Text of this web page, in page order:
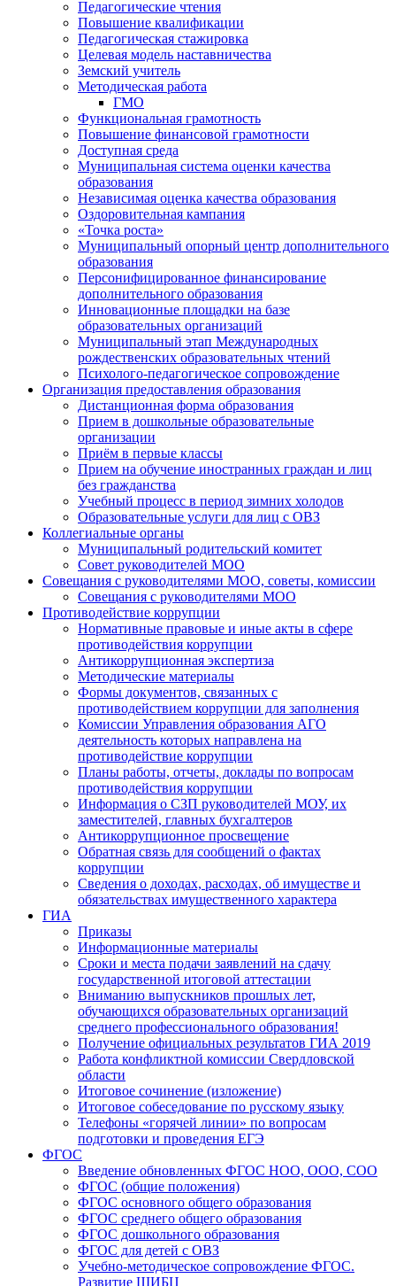
Педагогические чтения
Повышение квалификации
Педагогическая стажировка
Целевая модель наставничества
Земский учитель
Методическая работа
ГМО
Функциональная грамотность
Повышение финансовой грамотности
Доступная среда
Муниципальная система оценки качества
образования
Независимая оценка качества образования
Оздоровительная кампания
«Точка роста»
Муниципальный опорный центр дополнительного
образования
Персонифицированное финансирование
дополнительного образования
Инновационные площадки на базе
образовательных организаций
Муниципальный этап Международных
рождественских образовательных чтений
Психолого-педагогическое сопровождение
Организация предоставления образования
Дистанционная форма образования
Прием в дошкольные образовательные
организации
Приём в первые классы
Прием на обучение иностранных граждан и лиц
без гражданства
Учебный процесс в период зимних холодов
Образовательные услуги для лиц с ОВЗ
Коллегиальные органы
Муниципальный родительский комитет
Совет руководителей МОО
Совещания с руководителями МОО, советы, комиссии
Совещания с руководителями МОО
Противодействие коррупции
Нормативные правовые и иные акты в сфере
противодействия коррупции
Антикоррупционная экспертиза
Методические материалы
Формы документов, связанных с
противодействием коррупции для заполнения
Комиссии Управления образования АГО
деятельность которых направлена на
противодействие коррупции
Планы работы, отчеты, доклады по вопросам
противодействия коррупции
Информация о СЗП руководителей МОУ, их
заместителей, главных бухгалтеров
Антикоррупционное просвещение
Обратная связь для сообщений о фактах
коррупции
Сведения о доходах, расходах, об имуществе и
обязательствах имущественного характера
ГИА
Приказы
Информационные материалы
Сроки и места подачи заявлений на сдачу
государственной итоговой аттестации
Вниманию выпускников прошлых лет,
обучающихся образовательных организаций
среднего профессионального образования!
Получение официальных результатов ГИА 2019
Работа конфликтной комиссии Свердловской
области
Итоговое сочинение (изложение)
Итоговое собеседование по русскому языку
Телефоны «горячей линии» по вопросам
подготовки и проведения ЕГЭ
ФГОС
Введение обновленных ФГОС НОО, ООО, СОО
ФГОС (общие положения)
ФГОС основного общего образования
ФГОС среднего общего образования
ФГОС дошкольного образования
ФГОС для детей с ОВЗ
Учебно-методическое сопровождение ФГОС.
Развитие ШИБЦ